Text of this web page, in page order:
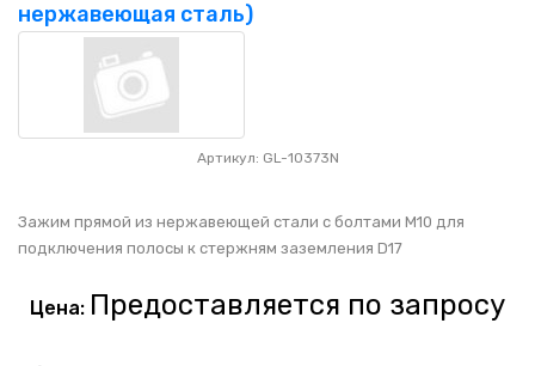
нержавеющая сталь)
Артикул: GL-10373N
Зажим прямой из нержавеющей стали с болтами М10 для
подключения полосы к стержням заземления D17
Цена: Предоставляется по запросу